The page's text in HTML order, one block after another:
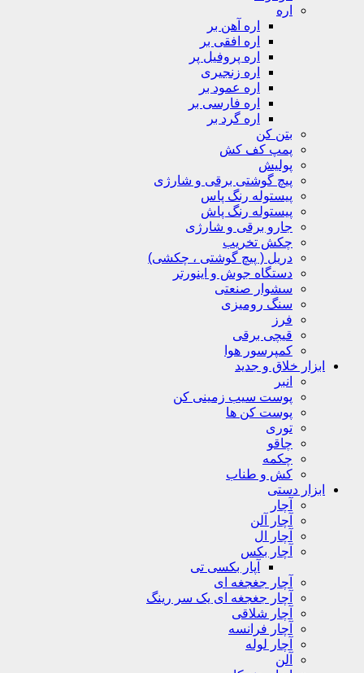
اره
اره آهن بر
اره افقی بر
اره پروفیل پر
اره زنجیری
اره عمود بر
اره فارسی بر
اره گرد بر
بتن کن
پمپ کف کش
پولیش
پیچ گوشتی برقی و شارژی
پیستوله رنگ پاس
پیستوله رنگ پاش
جارو برقی و شارژی
چکش تخریب
دریل ( پیچ گوشتی ، چکشی)
دستگاه جوش و اینورتر
سشوار صنعتی
سنگ رومیزی
فرز
قیچی برقی
کمپرسور هوا
ابزار خلاق و جدید
انبر
پوست سیب زمینی کن
پوست کن ها
توری
چاقو
چکمه
کش و طناب
ابزار دستی
آچار
آچار آلن
آچار ال
آچار بکس
آپار بکسی تی
آچار جغجغه ای
آچار جغجغه ای یک سر رینگ
آچار شلاقی
آچار فرانسه
آچار لوله
آلن